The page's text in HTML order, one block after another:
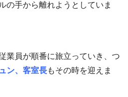
の手から離れようとしていま
業員が順番に旅立っていき、つ
ン、客室長もその時を迎えま